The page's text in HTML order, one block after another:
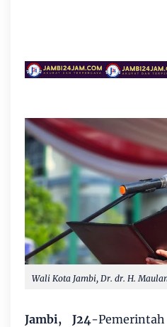
​Wali Kota Jambi, Dr. dr. H.
Jambi, J24-